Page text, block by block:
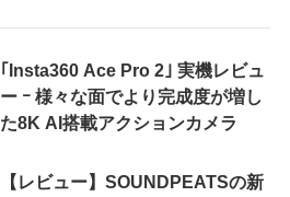
｢Insta360 Ace Pro 2｣ 実機レビュ
ー ｰ 様々な面でより完成度が増し
た8K AI搭載アクションカメラ
【レビュー】SOUNDPEATSの新